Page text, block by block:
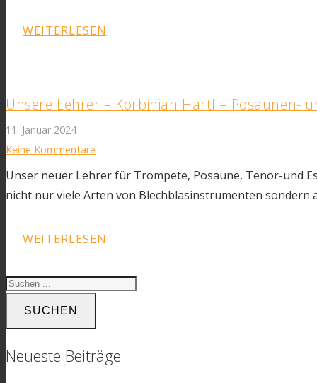
WEITERLESEN
Unsere Lehrer – Korbinian Hartl – Posaunen-
11. Januar 2024
Keine Kommentare
Unser neuer Lehrer für Trompete, Posaune, Tenor-und
nicht nur viele Arten von Blechblasinstrumenten sondern
WEITERLESEN
SUCHEN
Neueste Beiträge